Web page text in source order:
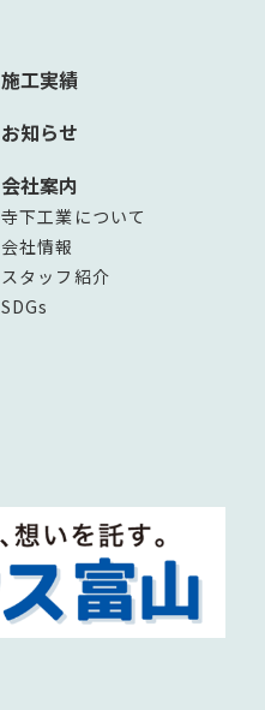
施工実績
お知らせ
会社案内
寺下工業について
会社情報
スタッフ紹介
SDGs